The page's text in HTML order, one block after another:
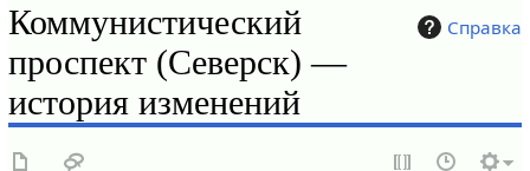
Справка
Коммунистический
проспект (Северск) —
история изменений